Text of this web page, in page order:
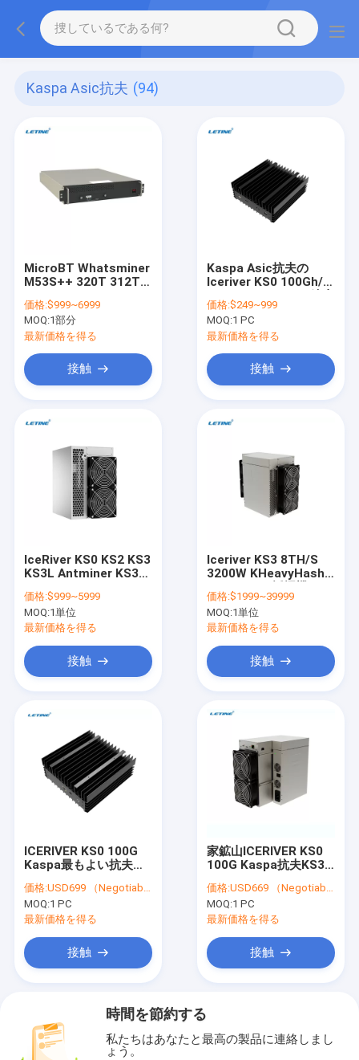
Kaspa Asic抗夫 (94)
MicroBT Whatsminer
M53S++ 320T 312T
22J/TH BTCのWater-
Coolingの
Whatsminer新しい
M33S M53S Bitcoin
Asic抗夫
価格:$999~6999
MOQ:1部分
最新価格を得る
接触
Kaspa Asic抗夫の
Iceriver KS0 100Gh/S
のKas Antminer KS3
8300Gの氷の川KS0
KS1 KS2 KS3 KS3L
価格:$249~999
MOQ:1 PC
最新価格を得る
接触
IceRiver KS0 KS2 KS3
KS3L Antminer KS3
1Th/S 600W KAS Asic
抗夫
価格:$999~5999
MOQ:1単位
最新価格を得る
接触
Iceriver KS3 8TH/S
3200W KHeavyHash
IceRiver KS0 KS2 KS3
KS3L
価格:$1999~39999
MOQ:1単位
最新価格を得る
接触
ICERIVER KS0 100G
Kaspa最もよい抗夫
KS2 KASの採掘機
価格:USD699 （Negotiable）
MOQ:1 PC
最新価格を得る
接触
家鉱山ICERIVER KS0
100G Kaspa抗夫KS3L
KASの採掘機
価格:USD669 （Negotiable）
MOQ:1 PC
最新価格を得る
接触
時間を節約する
私たちはあなたと最高の製品に連絡しまし
ょう。